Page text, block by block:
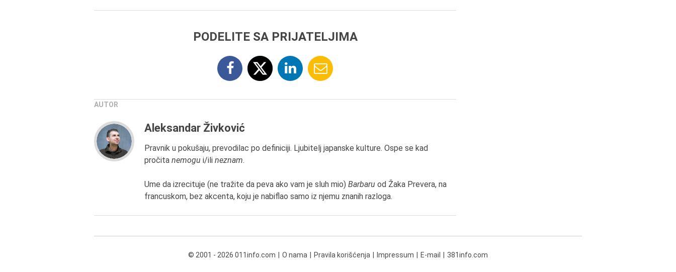
PODELITE SA PRIJATELJIMA
AUTOR
Aleksandar Živković
Pravnik u pokušaju, prevodilac po definiciji. Ljubitelj japanske kulture. Ospe se kad
pročita nemogu i/ili neznam.
Ume da izrecituje (ne tražite da peva ako vam je sluh mio) Barbaru od Žaka Prevera, na
francuskom, bez akcenta, koju je nabiflao samo iz njemu znanih razloga.
© 2001 - 2026 011info.com O nama Pravila korišćenja Impressum E-mail 381info.com